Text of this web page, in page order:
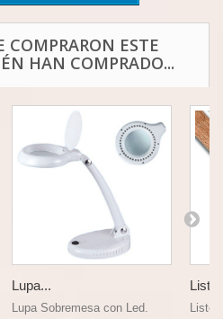
COMPRARON ESTE
HAN COMPRADO...
Lupa...
Lupa Sobremesa con Led.